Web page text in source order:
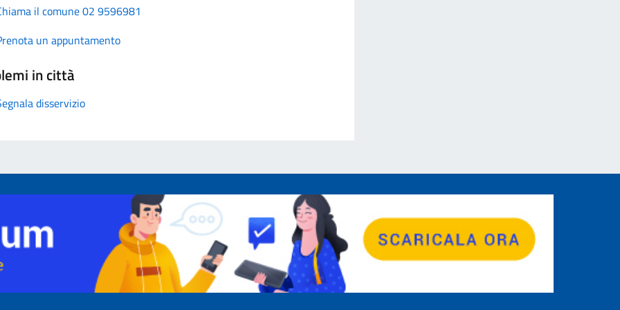
il comune 02 9596981
un appuntamento
in città
disservizio